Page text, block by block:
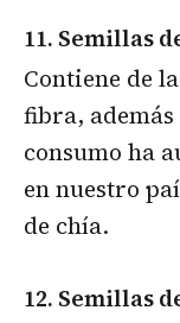
11. Semillas
Contiene de
fibra, además
consumo ha
en nuestro
de chía.
12. Semillas